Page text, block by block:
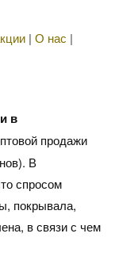
| О нас |
в
продажи
В
спросом
покрывала,
в связи с чем